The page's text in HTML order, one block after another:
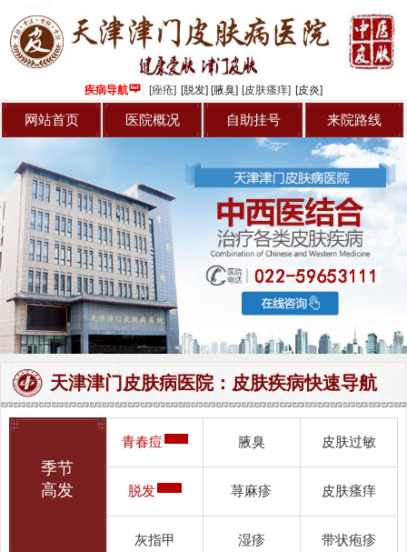
疾病导航 [痤疮] [脱发] [腋臭] [皮肤瘙痒] [皮炎]
网站首页 医院概况 自助挂号 来院路线
天津津门皮肤病医院：皮肤疾病快速导航
季节
高发
青春痘 腋臭 皮肤过敏
脱发 荨麻疹 皮肤瘙痒
灰指甲 湿疹 带状疱疹
家介绍
院路线
青春痘
牛皮癣
皮炎
腋臭